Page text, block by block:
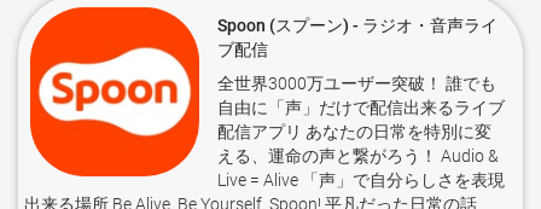
Spoon (スプーン) - ラジオ・音声ライ
ブ配信
全世界3000万ユーザー突破！ 誰でも
自由に「声」だけで配信出来るライブ
配信アプリ あなたの日常を特別に変
える、運命の声と繋がろう！ Audio &
Live = Alive 「声」で自分らしさを表現
出来る場所 Be Alive. Be Yourself. Spoon! 平凡だった日常の話